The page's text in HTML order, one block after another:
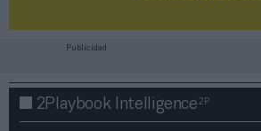
Publicidad
2Playbook Intelligence2P